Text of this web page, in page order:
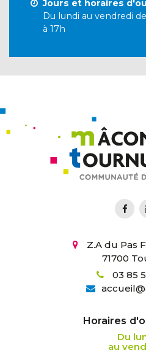
Jours et horaires
Du lundi au vendredi
à 17h
Z.A du Pas
71700
03 85
accueil@
Horaires
Du
au